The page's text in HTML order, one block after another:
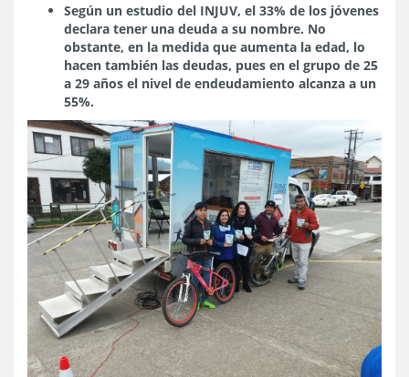
Según un estudio del INJUV, el 33% de los jóvenes
declara tener una deuda a su nombre. No
obstante, en la medida que aumenta la edad, lo
hacen también las deudas, pues en el grupo de 25
a 29 años el nivel de endeudamiento alcanza a un
55%.